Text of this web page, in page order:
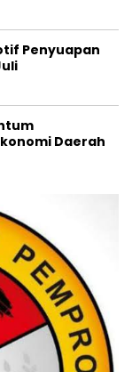
Penyuapan
Daerah